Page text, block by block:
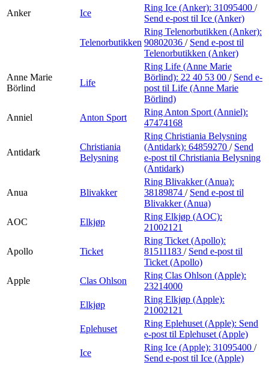
Anker
Ice
Ring Ice (Anker): 31095400 /
Send e-post til Ice (Anker)
Telenorbutikken
Ring Telenorbutikken (Anker):
90802036 / Send e-post til
Telenorbutikken (Anker)
Anne Marie
Börlind
Life
Ring Life (Anne Marie
Börlind): 22 40 53 00 / Send e-
post til Life (Anne Marie
Börlind)
Anniel
Anton Sport
Ring Anton Sport (Anniel):
47474168
Antidark
Christiania
Belysning
Ring Christiania Belysning
(Antidark): 64859270 / Send
e-post til Christiania Belysning
(Antidark)
Anua Blivakker
Ring Blivakker (Anua):
38189874 / Send e-post til
Blivakker (Anua)
AOC
Elkjøp
Ring Elkjøp (AOC):
21002121
Apollo Ticket
Ring Ticket (Apollo):
81511183 / Send e-post til
Ticket (Apollo)
Apple
Clas Ohlson
Ring Clas Ohlson (Apple):
23214000
Elkjøp
Ring Elkjøp (Apple):
21002121
Eplehuset
Ring Eplehuset (Apple): Send
e-post til Eplehuset (Apple)
Ice
Ring Ice (Apple): 31095400 /
Send e-post til Ice (Apple)